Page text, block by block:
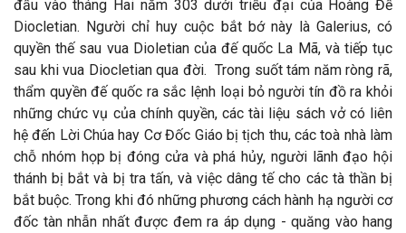
đầu vào tháng Hai năm 303 dưới triều đại của Hoàng Đế
Diocletian. Người chỉ huy cuộc bắt bớ này là Galerius, có
quyền thế sau vua Dioletian của đế quốc La Mã, và tiếp tục
sau khi vua Diocletian qua đời. Trong suốt tám năm ròng rã,
thẩm quyền đế quốc ra sắc lệnh loại bỏ người tín đồ ra khỏi
những chức vụ của chính quyền, các tài liệu sách vở có liên
hệ đến Lời Chúa hay Cơ Đốc Giáo bị tịch thu, các toà nhà làm
chỗ nhóm họp bị đóng cửa và phá hủy, người lãnh đạo hội
thánh bị bắt và bị tra tấn, và việc dâng tế cho các tà thần bị
bắt buộc. Trong khi đó những phương cách hành hạ người cơ
đốc tàn nhẫn nhất được đem ra áp dụng - quăng vào hang